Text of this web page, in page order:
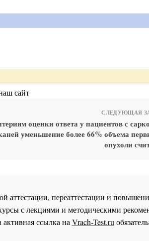
сайт
СЛЕДУЮЩАЯ
оценки ответа у пациентов с
уменьшение более 66% объема
опухоли
аттестации, переаттестации и
с лекциями и методическими
ссылка наVrach-Test.ru